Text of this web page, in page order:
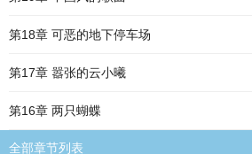
第18章 可恶的地下停车场
第17章 嚣张的云小曦
第16章 两只蝴蝶
全部章节列表